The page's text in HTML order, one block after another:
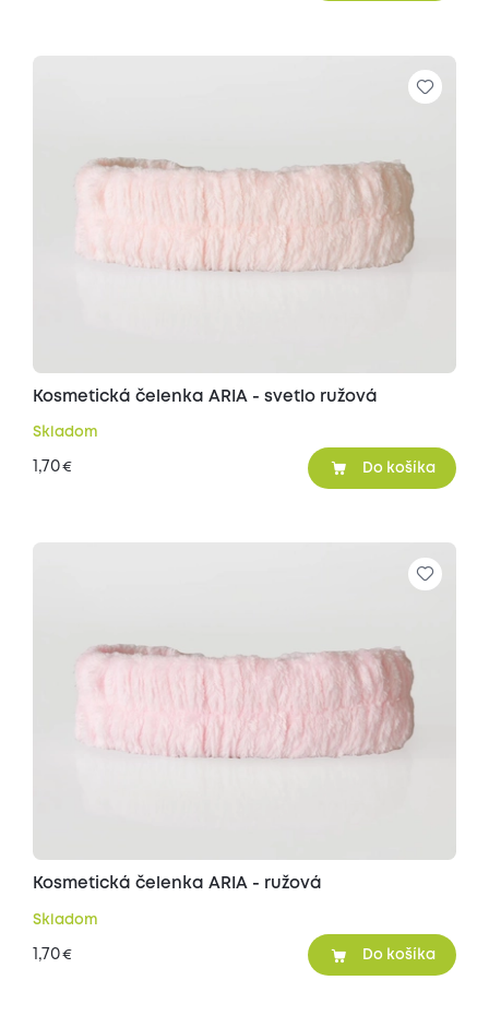
Kosmetická čelenka ARIA - svetlo ružová
Skladom
1,70€ Do košíka
Kosmetická čelenka ARIA - ružová
Skladom
1,70€ Do košíka